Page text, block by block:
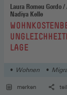
Laura Romeu Gordo / Alberto Lozano Alcántara / Ulrike Ehrlich / Oliver Platt /
Nadiya Kelle
:
LAGE
Wohnen
merken